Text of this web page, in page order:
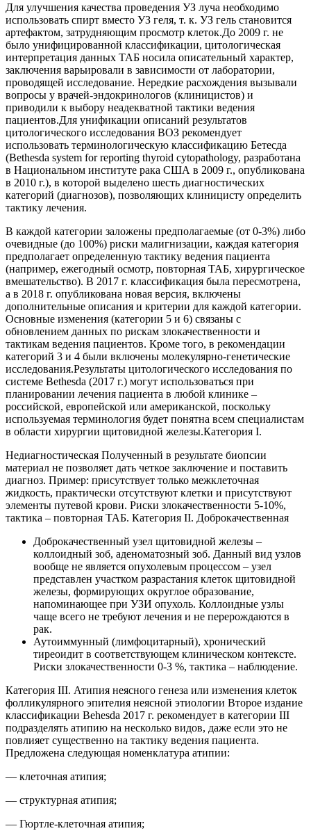
Для улучшения качества проведения УЗ луча необходимо
использовать спирт вместо УЗ геля, т. к. УЗ гель становится
артефактом, затрудняющим просмотр клеток.До 2009 г. не
было унифицированной классификации, цитологическая
интерпретация данных ТАБ носила описательный характер,
заключения варьировали в зависимости от лаборатории,
проводящей исследование. Нередкие расхождения вызывали
вопросы у врачей-эндокринологов (клиницистов) и
приводили к выбору неадекватной тактики ведения
пациентов.Для унификации описаний результатов
цитологического исследования ВОЗ рекомендует
использовать терминологическую классификацию Бетесда
(Bethesda system for reporting thyroid cytopathology, разработана
в Национальном институте рака США в 2009 г., опубликована
в 2010 г.), в которой выделено шесть диагностических
категорий (диагнозов), позволяющих клиницисту определить
тактику лечения.
В каждой категории заложены предполагаемые (от 0-3%) либо
очевидные (до 100%) риски малигнизации, каждая категория
предполагает определенную тактику ведения пациента
(например, ежегодный осмотр, повторная ТАБ, хирургическое
вмешательство). В 2017 г. классификация была пересмотрена,
а в 2018 г. опубликована новая версия, включены
дополнительные описания и критерии для каждой категории.
Основные изменения (категории 5 и 6) связаны с
обновлением данных по рискам злокачественности и
тактикам ведения пациентов. Кроме того, в рекомендации
категорий 3 и 4 были включены молекулярно-генетические
исследования.Результаты цитологического исследования по
системе Bethesda (2017 г.) могут использоваться при
планировании лечения пациента в любой клинике –
российской, европейской или американской, поскольку
используемая терминология будет понятна всем специалистам
в области хирургии щитовидной железы.Категория I.
Недиагностическая Полученный в результате биопсии
материал не позволяет дать четкое заключение и поставить
диагноз. Пример: присутствует только межклеточная
жидкость, практически отсутствуют клетки и присутствуют
элементы путевой крови. Риски злокачественности 5-10%,
тактика – повторная ТАБ. Категория II. Доброкачественная
Доброкачественный узел щитовидной железы –
коллоидный зоб, аденоматозный зоб. Данный вид узлов
вообще не является опухолевым процессом – узел
представлен участком разрастания клеток щитовидной
железы, формирующих округлое образование,
напоминающее при УЗИ опухоль. Коллоидные узлы
чаще всего не требуют лечения и не перерождаются в
рак.
Аутоиммунный (лимфоцитарный), хронический
тиреоидит в соответствующем клиническом контексте.
Риски злокачественности 0-3 %, тактика – наблюдение.
Категория III. Атипия неясного генеза или изменения клеток
фолликулярного эпителия неясной этиологии Второе издание
классификации Behesda 2017 г. рекомендует в категории III
подразделять атипию на несколько видов, даже если это не
повлияет существенно на тактику ведения пациента.
Предложена следующая номенклатура атипии:
— клеточная атипия;
— структурная атипия;
— Гюртле-клеточная атипия;